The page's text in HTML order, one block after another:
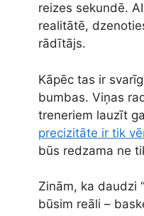
reizes sekundē.
realitātē,
rādītājs.
Kāpēc tas ir
bumbas. Viņas
treneriem lauzīt
precizitāte ir tik
būs redzama ne
Zinām, ka daudzi
būsim reāli –